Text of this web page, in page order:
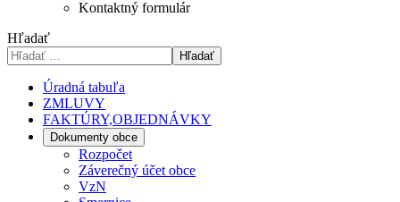
Kontaktný formulár
Hľadať
Hľadať
Úradná tabuľa
ZMLUVY
FAKTÚRY,OBJEDNÁVKY
Dokumenty obce
Rozpočet
Záverečný účet obce
VzN